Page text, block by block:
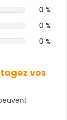
0 %
0 %
0 %
vos